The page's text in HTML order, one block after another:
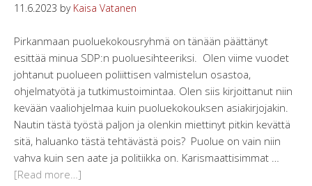
11.6.2023 by Kaisa Vatanen
Pirkanmaan puoluekokousryhmä on tänään päättänyt
esittää minua SDP:n puoluesihteeriksi. Olen viime vuodet
johtanut puolueen poliittisen valmistelun osastoa,
ohjelmatyötä ja tutkimustoimintaa. Olen siis kirjoittanut niin
kevään vaaliohjelmaa kuin puoluekokouksen asiakirjojakin.
Nautin tästä työstä paljon ja olenkin miettinyt pitkin kevättä
sitä, haluanko tästä tehtävästä pois? Puolue on vain niin
vahva kuin sen aate ja politiikka on. Karismaattisimmat …
[Read more…]